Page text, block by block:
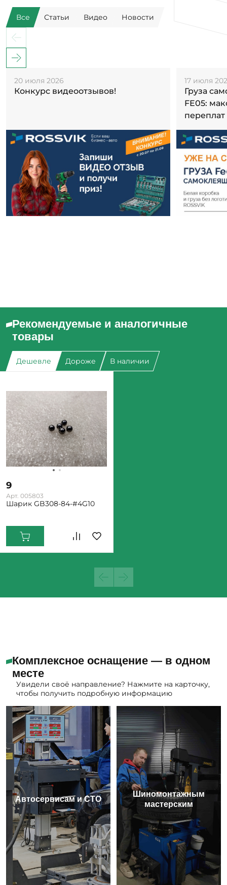
Все Статьи Видео Новости
20 июля 2026
Конкурс видеоотзывов!
17 июля
Груза
FE05:
переплат
Рекомендуемые и аналогичные
товары
Дешевле Дороже В наличии
9
Арт. 005803
Шарик GB308-84-#4G10
Комплексное оснащение — в одном
месте
Увидели своё направление? Нажмите на карточку,
чтобы получить подробную информацию
Автосервисам и СТО
Шиномонтажным
мастерским